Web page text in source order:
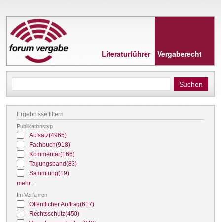
Literaturführer Vergaberecht
Ergebnisse filtern
Publikationstyp
Aufsatz(4965)
Fachbuch(918)
Kommentar(166)
Tagungsband(83)
Sammlung(19)
mehr...
Im Verfahren
Öffentlicher Auftrag(617)
Rechtsschutz(450)